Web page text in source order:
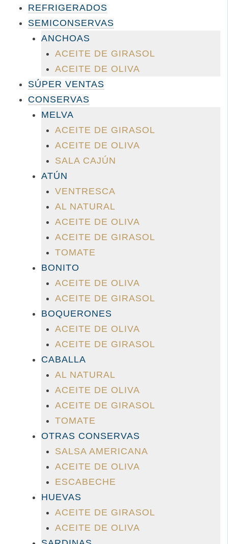
REFRIGERADOS
SEMICONSERVAS
ANCHOAS
ACEITE DE GIRASOL
ACEITE DE OLIVA
SÚPER VENTAS
CONSERVAS
MELVA
ACEITE DE GIRASOL
ACEITE DE OLIVA
SALA CAJÚN
ATÚN
VENTRESCA
AL NATURAL
ACEITE DE OLIVA
ACEITE DE GIRASOL
TOMATE
BONITO
ACEITE DE OLIVA
ACEITE DE GIRASOL
BOQUERONES
ACEITE DE OLIVA
ACEITE DE GIRASOL
CABALLA
AL NATURAL
ACEITE DE OLIVA
ACEITE DE GIRASOL
TOMATE
OTRAS CONSERVAS
SALSA AMERICANA
ACEITE DE OLIVA
ESCABECHE
HUEVAS
ACEITE DE GIRASOL
ACEITE DE OLIVA